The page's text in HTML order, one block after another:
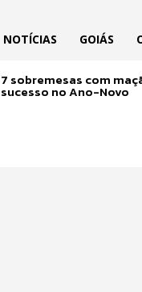
NOTÍCIAS GOIÁS
7 sobremesas com
sucesso no Ano-Novo